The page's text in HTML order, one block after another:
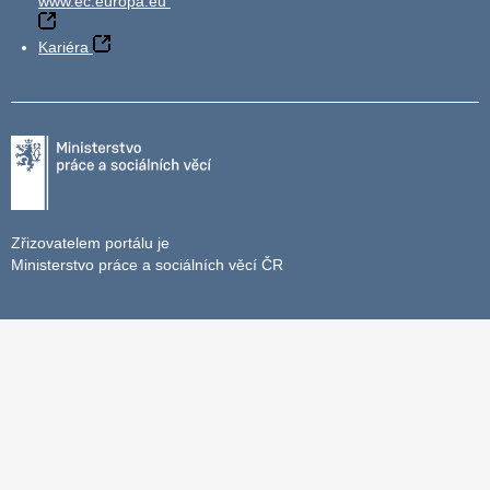
Kariéra
Zřizovatelem portálu je
Ministerstvo práce a sociálních věcí ČR